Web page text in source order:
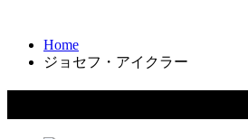
Home
ジョセフ・アイクラー